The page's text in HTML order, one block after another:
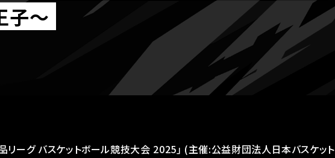
子～
ーグ バスケットボール競技大会 2025｣ (主催:公益財団法人日本バスケット